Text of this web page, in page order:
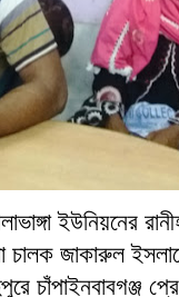
ইউনিয়নের
চালক জাকারুল
চাঁপাইনবাবগঞ্জ